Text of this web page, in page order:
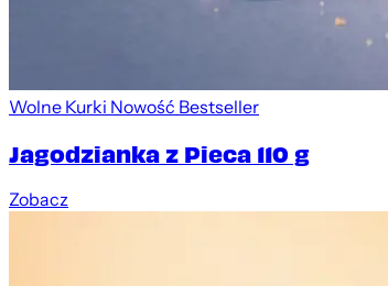
Wolne Kurki Nowość Bestseller
Jagodzianka z Pieca 110 g
Zobacz